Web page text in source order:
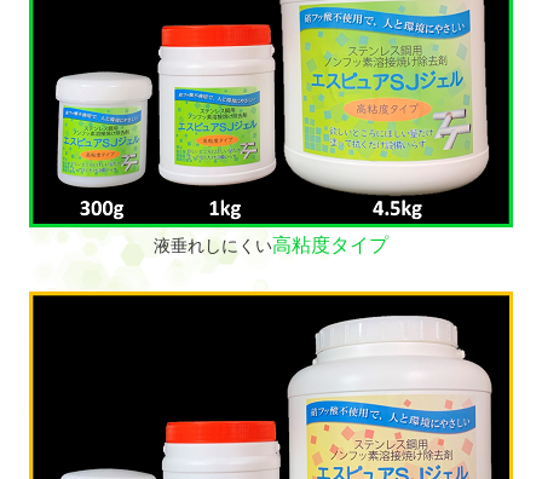
液垂れしにくい高粘度タイプ